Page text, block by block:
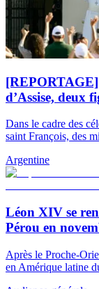
d’Assise, deux
Dans le cadre des
saint François, des
Argentine
Léon XIV se
Pérou en
Après le Proche-
en Amérique latine